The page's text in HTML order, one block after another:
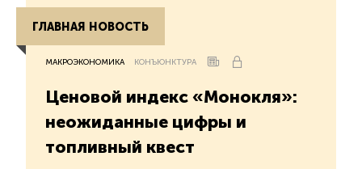
ГЛАВНАЯ НОВОСТЬ
МАКРОЭКОНОМИКА КОНЪЮНКТУРА
Ценовой индекс «Монокля»:
неожиданные цифры и
топливный квест